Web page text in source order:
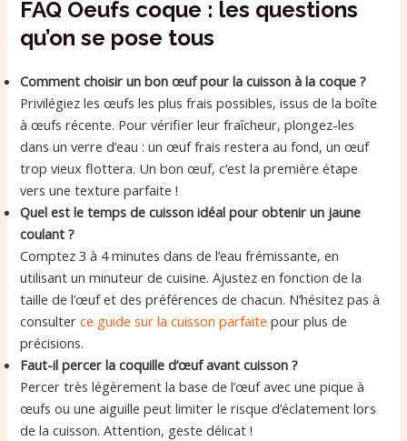
FAQ Oeufs coque : les questions
qu’on se pose tous
Comment choisir un bon œuf pour la cuisson à la coque ?
Privilégiez les œufs les plus frais possibles, issus de la boîte
à œufs récente. Pour vérifier leur fraîcheur, plongez-les
dans un verre d’eau : un œuf frais restera au fond, un œuf
trop vieux flottera. Un bon œuf, c’est la première étape
vers une texture parfaite !
Quel est le temps de cuisson idéal pour obtenir un jaune
coulant ?
Comptez 3 à 4 minutes dans de l’eau frémissante, en
utilisant un minuteur de cuisine. Ajustez en fonction de la
taille de l’œuf et des préférences de chacun. N’hésitez pas à
consulterce guide sur la cuisson parfaite pour plus de
précisions.
Faut-il percer la coquille d’œuf avant cuisson ?
Percer très légèrement la base de l’œuf avec une pique à
œufs ou une aiguille peut limiter le risque d’éclatement lors
de la cuisson. Attention, geste délicat !